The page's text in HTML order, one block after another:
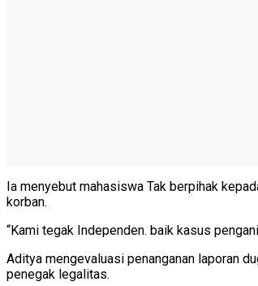
Ia menyebut mahasiswa Tak berpihak
korban.
“Kami tegak Independen. baik kasus
Aditya mengevaluasi penanganan laporan
penegak legalitas.